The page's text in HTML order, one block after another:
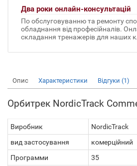
Два роки онлайн-консультацій
По обслуговуванню та ремонту
обладнання від професійналів.
складання тренажерів для наших
Опис Характеристики Відгуки (1)
Орбитрек NordicTrack
Виробник
NordicTrack
вид застосування
комерційний
Прoграмми
35